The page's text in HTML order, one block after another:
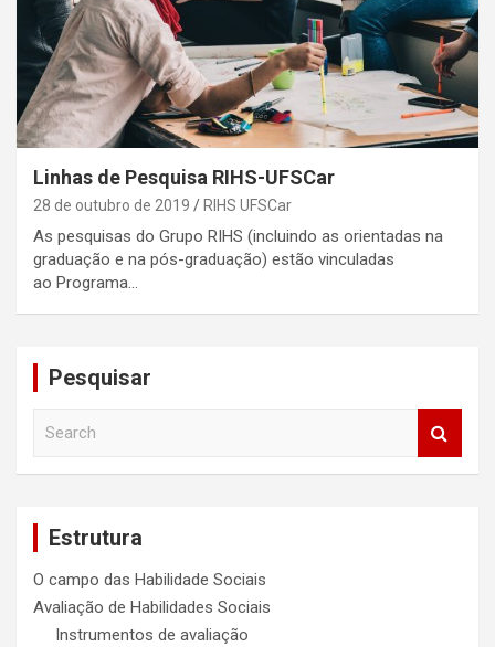
Linhas de Pesquisa RIHS-UFSCar
28 de outubro de 2019 RIHS UFSCar
As pesquisas do Grupo RIHS (incluindo as orientadas na
graduação e na pós-graduação) estão vinculadas
ao Programa…
Pesquisar
Estrutura
O campo das Habilidade Sociais
Avaliação de Habilidades Sociais
Instrumentos de avaliação